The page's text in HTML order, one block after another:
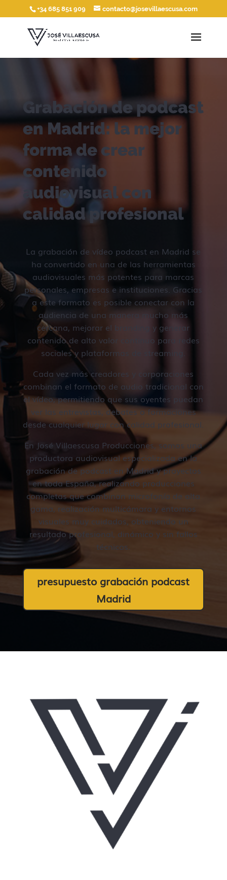
+34 685 851 909 contacto@josevillaescusa.com
Grabación de podcast
en Madrid: la mejor
forma de crear
contenido
audiovisual con
calidad profesional
La grabación de vídeo podcast en Madrid se
ha convertido en una de las herramientas
audiovisuales más potentes para marcas
personales, empresas e instituciones. Gracias
a este formato es posible conectar con la
audiencia de una manera mucho más
cercana, mejorar el branding y generar
contenido de alto valor continuo para redes
sociales y plataformas de streaming.
Cada vez más creadores y corporaciones
combinan el formato de audio tradicional con
el vídeo, permitiendo que sus oyentes puedan
ver las entrevistas, debates o formaciones
desde cualquier lugar con calidad profesional.
En José Villaescusa Producciones, somos una
productora audiovisual especializada en la
grabación de podcast en Madrid y proyectos
en toda España, realizando producciones
completas que combinan microfonía de alta
gama, realización multicámara y entornos
visuales muy cuidados, obteniendo un
resultado profesional, dinámico y sin fallos
técnicos.
presupuesto grabación podcast
Madrid